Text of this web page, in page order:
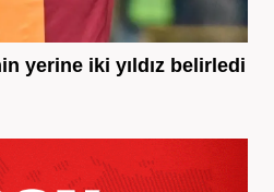
yerine iki yıldız belirledi